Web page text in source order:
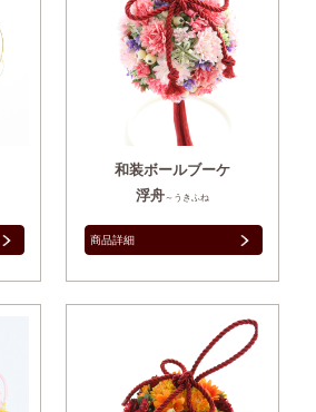
和装ボールブーケ
浮舟 ～うきふね
商品詳細